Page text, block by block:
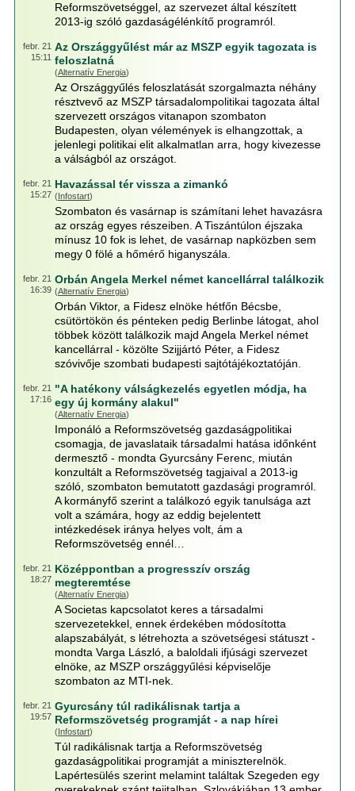
Reformszövetséggel, az szervezet által készített
2013-ig szóló gazdaságélénkítő programról.
febr. 21
15:11
Az Országgyűlést már az MSZP egyik tagozata is
feloszlatná
(Alternatív Energia)
Az Országgyűlés feloszlatását szorgalmazta néhány
résztvevő az MSZP társadalompolitikai tagozata által
szervezett országos vitanapon szombaton
Budapesten, olyan vélemények is elhangzottak, a
jelenlegi politikai elit alkalmatlan arra, hogy kivezesse
a válságból az országot.
febr. 21
15:27
Havazással tér vissza a zimankó
(Infostart)
Szombaton és vasárnap is számítani lehet havazásra
az ország egyes részeiben. A Tiszántúlon éjszaka
mínusz 10 fok is lehet, de vasárnap napközben sem
megy 0 fölé a hőmérő higanyszála.
febr. 21
16:39
Orbán Angela Merkel német kancellárral találkozik
(Alternatív Energia)
Orbán Viktor, a Fidesz elnöke hétfőn Bécsbe,
csütörtökön és pénteken pedig Berlinbe látogat, ahol
többek között találkozik majd Angela Merkel német
kancellárral - közölte Szijjártó Péter, a Fidesz
szóvivője szombati budapesti sajtótájékoztatóján.
febr. 21
17:16
"A hatékony válságkezelés egyetlen módja, ha
egy új kormány alakul"
(Alternatív Energia)
Imponáló a Reformszövetség gazdaságpolitikai
csomagja, de javaslataik társadalmi hatása időnként
dermesztő - mondta Gyurcsány Ferenc, miután
konzultált a Reformszövetség tagjaival a 2013-ig
szóló, szombaton bemutatott gazdasági programról.
A kormányfő szerint a találkozó egyik tanulsága azt
volt a számára, hogy az eddig bejelentett
intézkedések iránya helyes volt, ám a
Reformszövetség ennél…
febr. 21
18:27
Középpontban a progresszív ország
megteremtése
(Alternatív Energia)
A Societas kapcsolatot keres a társadalmi
szervezetekkel, ennek érdekében módosította
alapszabályát, s létrehozta a szövetségesi státuszt -
mondta Varga László, a baloldali ifjúsági szervezet
elnöke, az MSZP országgyűlési képviselője
szombaton az MTI-nek.
febr. 21
19:57
Gyurcsány túl radikálisnak tartja a
Reformszövetség programját - a nap hírei
(Infostart)
Túl radikálisnak tartja a Reformszövetség
gazdaságpolitikai programját a miniszterelnök.
Lapértesülés szerint melamint találtak Szegeden egy